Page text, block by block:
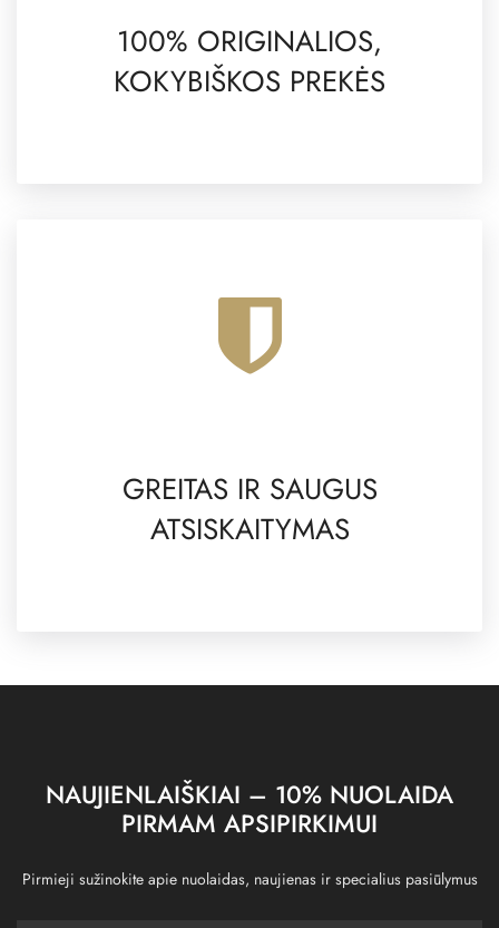
100% ORIGINALIOS,
KOKYBIŠKOS PREKĖS
GREITAS IR SAUGUS
ATSISKAITYMAS
NAUJIENLAIŠKIAI – 10% NUOLAIDA
PIRMAM APSIPIRKIMUI
Pirmieji sužinokite apie nuolaidas, naujienas ir specialius pasiūlymus